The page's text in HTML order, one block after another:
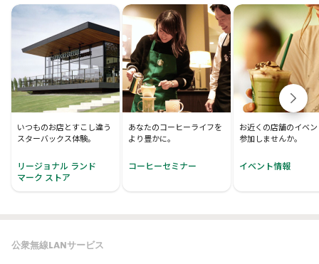
いつものお店とすこし違う
スターバックス体験。
リージョナル ランド
マーク ストア
あなたのコーヒーライフを
より豊かに。
コーヒーセミナー
お近くの店舗のイベ
参加しませんか。
イベント情報
公衆無線LANサービス